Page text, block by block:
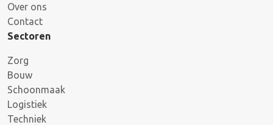
Over ons
Contact
Sectoren
Zorg
Bouw
Schoonmaak
Logistiek
Techniek